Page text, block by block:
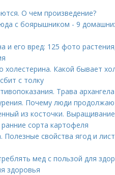
О чем произведение?
с боярышником - 9
и его вред: 125 фото
Какой бывает
с толку
Трава архангела
Почему люди
из косточки.
сорта картофеля
свойства ягод и
мед с пользой для
здоровья